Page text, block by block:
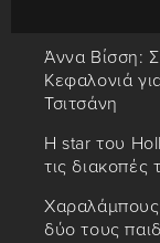
Άννα Βίσση:
Κεφαλονιά
Τσιτσάνη
Η star του
τις διακοπές
Χαραλάμπους
δύο τους